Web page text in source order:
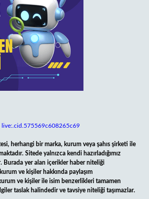
live:.cid.575569c608265c69
herhangi bir marka, kurum veya şahıs şirketi ile
Sitede yalnızca kendi hazırladığımız
Burada yer alan içerikler haber niteliği
ve kişiler hakkında paylaşım
ve kişiler ile isim benzerlikleri tamamen
taslak halindedir ve tavsiye niteliği taşımazlar.